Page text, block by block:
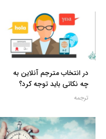
در انتخاب مترجم آنلاین به
چه نکاتی باید توجه کرد؟
ترجمه